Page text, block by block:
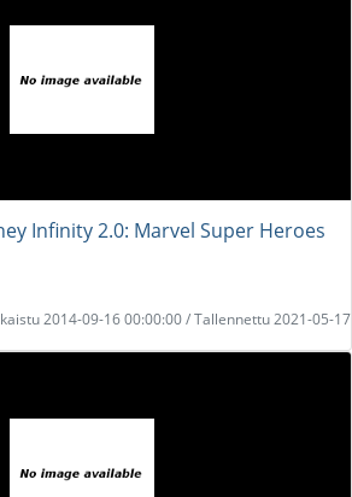
Infinity 2.0: Marvel Super Heroes
2014-09-16 00:00:00 / Tallennettu 2021-05-17